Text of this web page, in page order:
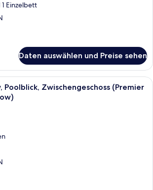
Einzelbett
Daten auswählen und Preise sehen
Ein Poolbereich mit überwasser
Poolblick, Zwischengeschoss (Premier